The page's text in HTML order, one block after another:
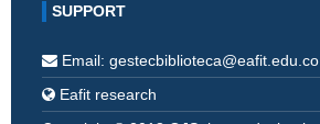
SUPPORT
Email: gestecbiblioteca@eafit.edu.co
Eafit research